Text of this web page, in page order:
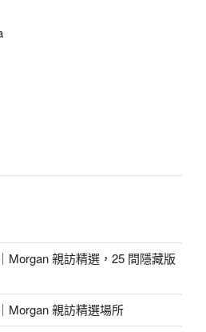
Morgan 親訪精選，25 間隱藏版
Morgan 親訪精選場所